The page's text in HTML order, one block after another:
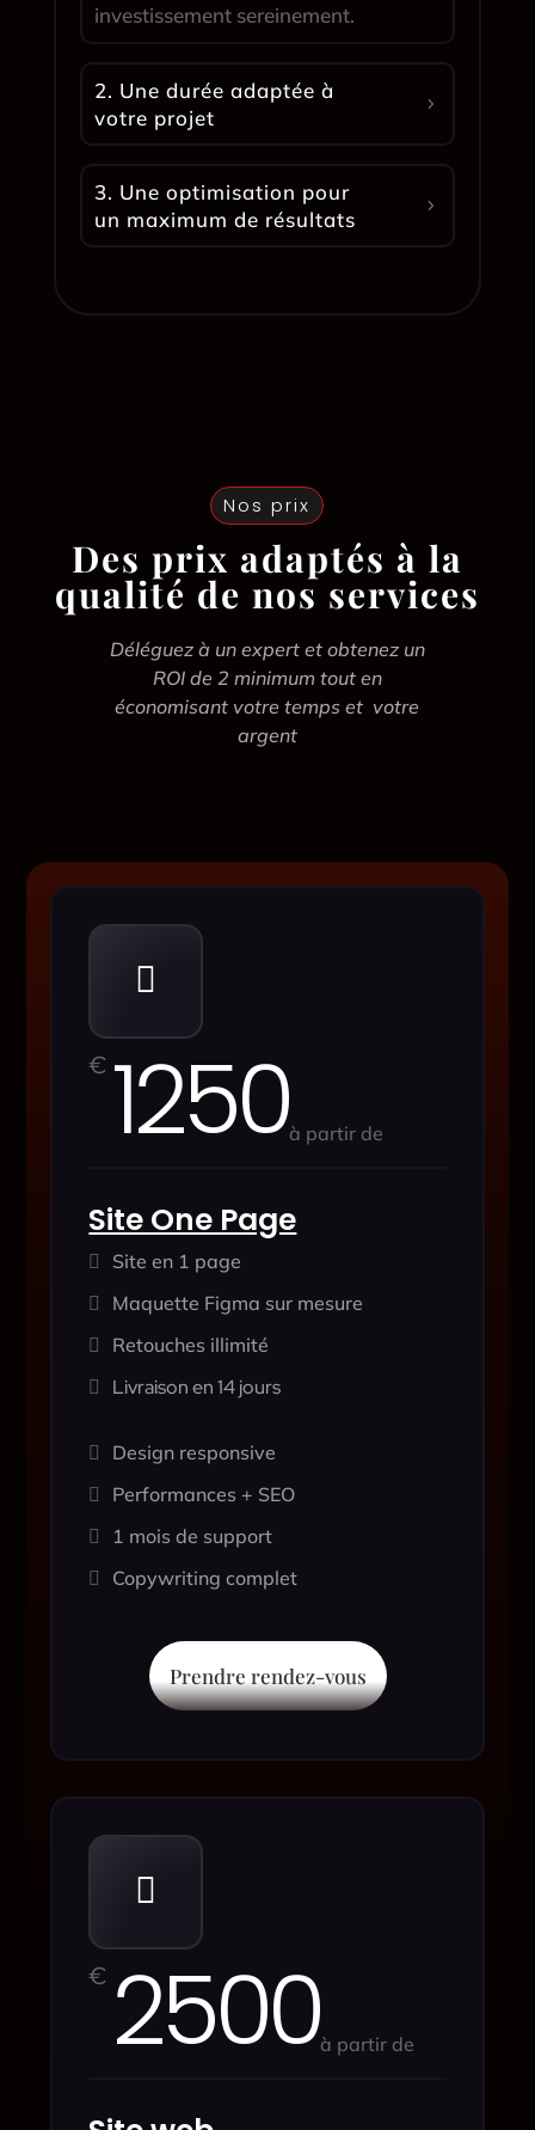
investissement sereinement.
2. Une durée adaptée à
votre projet
3. Une optimisation pour
un maximum de résultats
Nos prix
Des prix adaptés à la
qualité de nos services
Déléguez à un expert et obtenez un
ROI de 2 minimum tout en
économisant votre temps et votre
argent

€ 1250à partir de
Site One Page
 Site en 1 page
 Maquette Figma sur mesure
 Retouches illimité
 Livraison en 14 jours
 Design responsive
 Performances + SEO
 1 mois de support
 Copywriting complet
Prendre rendez-vous

€ 2500à partir de